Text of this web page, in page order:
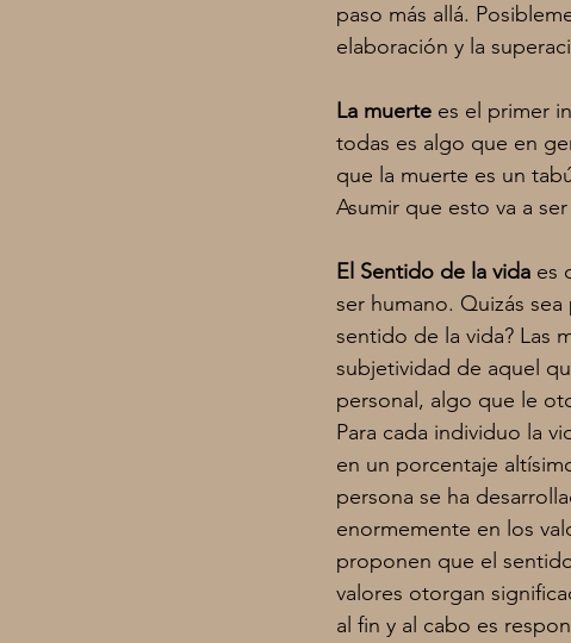
paso más allá.
elaboración y la
La muerte es el primer
todas es algo que en
que la muerte es un
Asumir que esto va a
El Sentido de la vida es
ser humano. Quizás
sentido de la vida? Las
subjetividad de aquel
personal, algo que le
Para cada individuo la
en un porcentaje
persona se ha
enormemente en los
proponen que el
valores otorgan
al fin y al cabo es